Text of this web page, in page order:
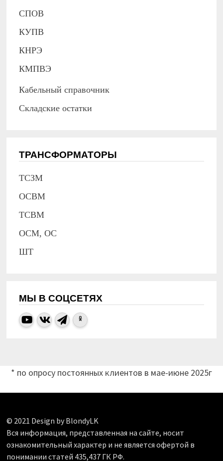
СПОВ
КУПВ
КНРЭ
КМПВЭ
Кабельный справочник
Складские остатки
ТРАНСФОРМАТОРЫ
ТСЗМ
ОСВМ
ТСВМ
ОСМ, ОС
ШТ
МЫ В СОЦСЕТЯХ
* по опросу постоянных клиентов в мае-июне 2025г
© 2021 Design by BlondyLK
Вся информация, представленная на сайте, носит
ознакомительный характер и не является офертой в
понимании статей 435,437 ГК РФ.